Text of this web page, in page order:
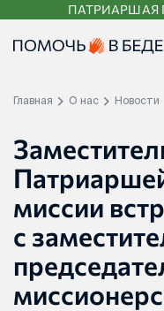
контенту
ПАТРИАРШАЯ
Главная О нас Новости
миссии
с